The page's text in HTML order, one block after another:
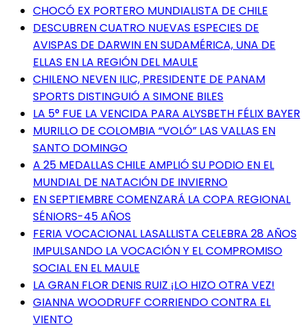
CHOCÓ EX PORTERO MUNDIALISTA DE CHILE
DESCUBREN CUATRO NUEVAS ESPECIES DE
AVISPAS DE DARWIN EN SUDAMÉRICA, UNA DE
ELLAS EN LA REGIÓN DEL MAULE
CHILENO NEVEN ILIC, PRESIDENTE DE PANAM
SPORTS DISTINGUIÓ A SIMONE BILES
LA 5° FUE LA VENCIDA PARA ALYSBETH FÉLIX BAYER
MURILLO DE COLOMBIA “VOLÓ” LAS VALLAS EN
SANTO DOMINGO
A 25 MEDALLAS CHILE AMPLIÓ SU PODIO EN EL
MUNDIAL DE NATACIÓN DE INVIERNO
EN SEPTIEMBRE COMENZARÁ LA COPA REGIONAL
SÉNIORS-45 AÑOS
FERIA VOCACIONAL LASALLISTA CELEBRA 28 AÑOS
IMPULSANDO LA VOCACIÓN Y EL COMPROMISO
SOCIAL EN EL MAULE
LA GRAN FLOR DENIS RUIZ ¡LO HIZO OTRA VEZ!
GIANNA WOODRUFF CORRIENDO CONTRA EL
VIENTO